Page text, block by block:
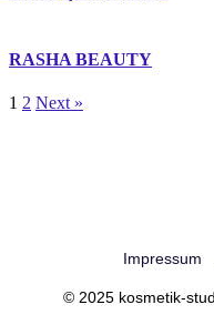
RASHA BEAUTY
1 2 Next »
Impressum
© 2025 kosmetik-